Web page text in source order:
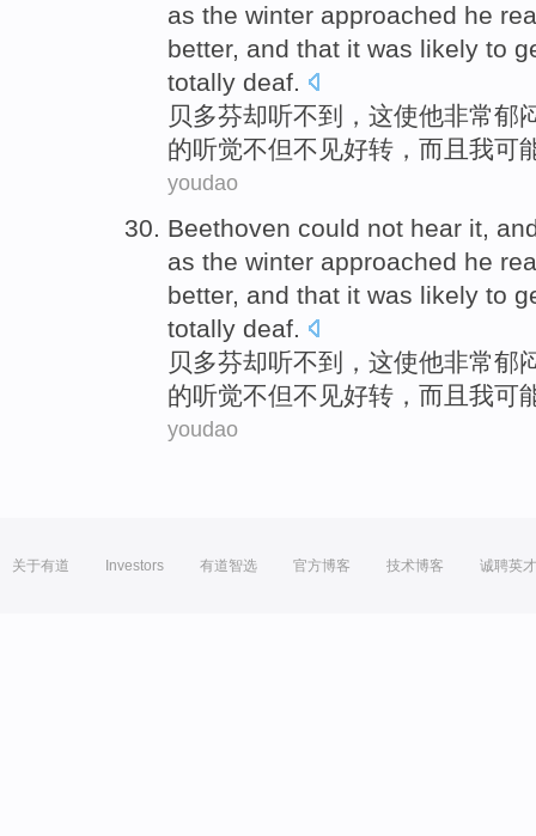
as the winter approached he
better, and that it was likely to
totally deaf.
贝多芬却听不到 ， 这使他非常郁
的听觉不但不见好转 ， 而且 我可
youdao
Beethoven could not hear it,
as the winter approached he
better, and that it was likely to
totally deaf.
贝多芬却听不到 ， 这使他非常郁
的听觉不但不见好转 ， 而且 我可
youdao
关于有道 Investors 有道智选 官方博客 技术博客 诚聘英才